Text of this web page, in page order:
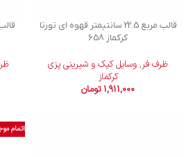
قالب مربع 22.5 سانتیمتر قهوه ای تورتا
کرکماز 658
ظرف فر, وسایل کیک و شیرینی‌ پزی
کرکماز
1,911,000 تومان
اتمام